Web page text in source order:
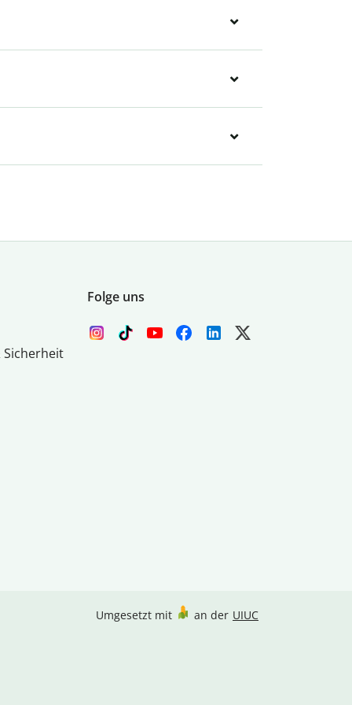
Folge uns
Umgesetzt mit an der UIUC